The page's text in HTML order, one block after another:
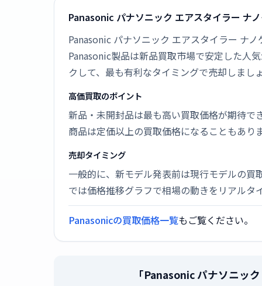
Panasonic パナソニック エアスタイラー ナ
Panasonic パナソニック エアスタイラー ナ
Panasonic製品は新品買取市場で安定した人
クして、最も有利なタイミングで売却しまし
高価買取のポイント
新品・未開封品は最も高い買取価格が期待で
商品は定価以上の買取価格になることもあり
売却タイミング
一般的に、新モデル発表前は現行モデルの買
では価格推移グラフで相場の動きをリアルタ
Panasonicの買取価格一覧もご覧ください。
「Panasonic パナソニッ